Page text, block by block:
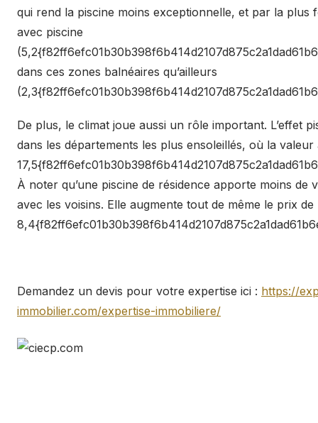
qui rend la piscine moins exceptionnelle, et par la plus
avec piscine
dans ces zones balnéaires qu’ailleurs
De plus, le climat joue aussi un rôle important. L’effet
dans les départements les plus ensoleillés, où la valeur
À noter qu’une piscine de résidence apporte moins de
avec les voisins. Elle augmente tout de même le prix de
Demandez un devis pour votre expertise ici : https://
immobilier.com/expertise-immobiliere/